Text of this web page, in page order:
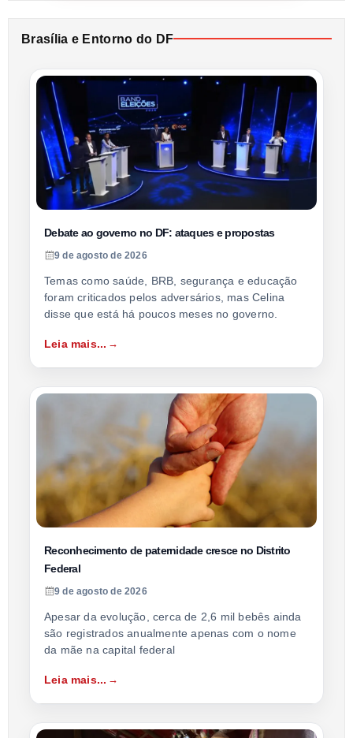
Brasília e Entorno do DF
Debate ao governo no DF: ataques e propostas
9 de agosto de 2026
Temas como saúde, BRB, segurança e educação
foram criticados pelos adversários, mas Celina
disse que está há poucos meses no governo.
Leia mais...
Reconhecimento de paternidade cresce no Distrito
Federal
9 de agosto de 2026
Apesar da evolução, cerca de 2,6 mil bebês ainda
são registrados anualmente apenas com o nome
da mãe na capital federal
Leia mais...